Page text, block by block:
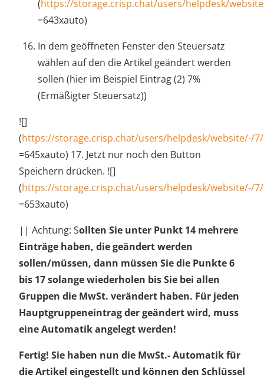
(https://storage.crisp.chat/users/helpdesk/
=643xauto)
In dem geöffneten Fenster den Steuersatz
wählen auf den die Artikel geändert werden
sollen (hier im Beispiel Eintrag (2) 7%
(Ermäßigter Steuersatz))
![]
(https://storage.crisp.chat/users/helpdesk/website/-/
=645xauto) 17. Jetzt nur noch den Button
Speichern drücken. ![]
(https://storage.crisp.chat/users/helpdesk/website/-/
=653xauto)
|| Achtung: Sollten Sie unter Punkt 14 mehrere
Einträge haben, die geändert werden
sollen/müssen, dann müssen Sie die Punkte 6
bis 17 solange wiederholen bis Sie bei allen
Gruppen die MwSt. verändert haben. Für jeden
Hauptgruppeneintrag der geändert wird, muss
eine Automatik angelegt werden!
Fertig! Sie haben nun die MwSt.- Automatik für
die Artikel eingestellt und können den Schlüssel